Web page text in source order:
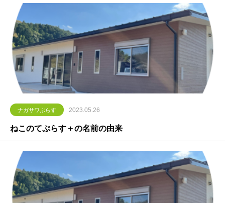
ナガサワぷらす 2023.05.26
ねこのてぷらす＋の名前の由来